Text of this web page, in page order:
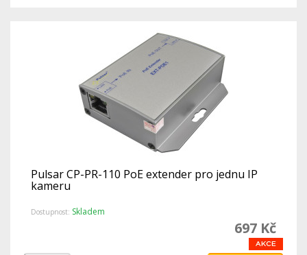
Pulsar CP-PR-110 PoE extender pro jednu IP
kameru
Dostupnost: Skladem
697 Kč